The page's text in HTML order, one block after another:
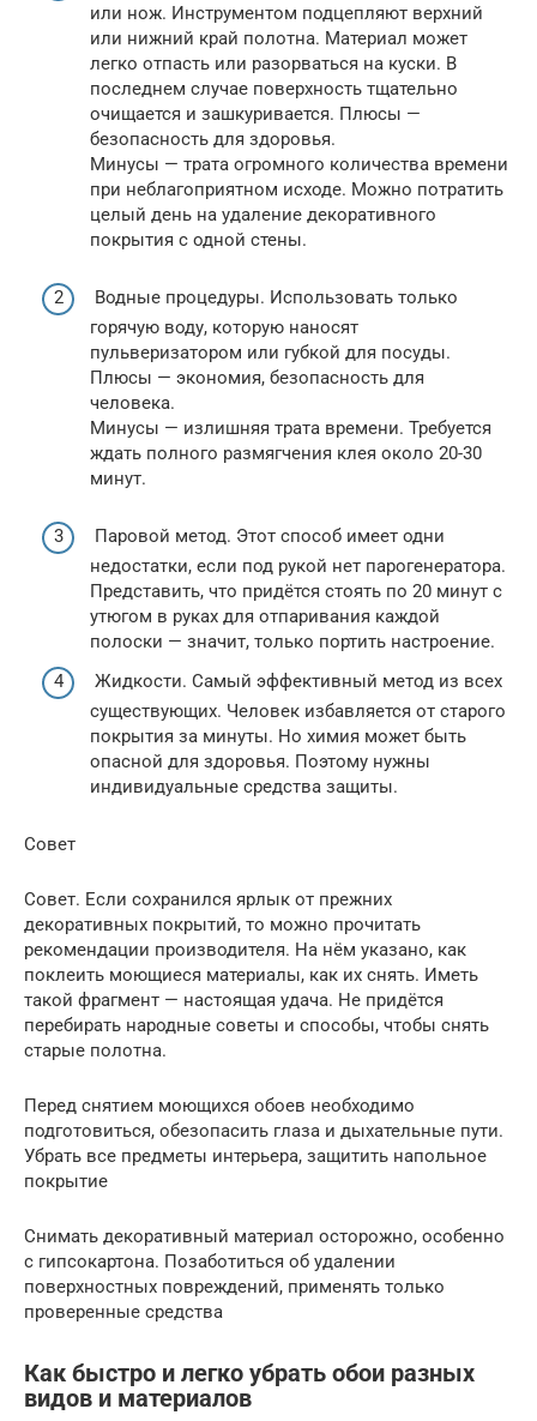
или нож. Инструментом подцепляют верхний
или нижний край полотна. Материал может
легко отпасть или разорваться на куски. В
последнем случае поверхность тщательно
очищается и зашкуривается. Плюсы —
безопасность для здоровья.
Минусы — трата огромного количества времени
при неблагоприятном исходе. Можно потратить
целый день на удаление декоративного
покрытия с одной стены.
Водные процедуры. Использовать только
горячую воду, которую наносят
пульверизатором или губкой для посуды.
Плюсы — экономия, безопасность для
человека.
Минусы — излишняя трата времени. Требуется
ждать полного размягчения клея около 20-30
минут.
Паровой метод. Этот способ имеет одни
недостатки, если под рукой нет парогенератора.
Представить, что придётся стоять по 20 минут с
утюгом в руках для отпаривания каждой
полоски — значит, только портить настроение.
Жидкости. Самый эффективный метод из всех
существующих. Человек избавляется от старого
покрытия за минуты. Но химия может быть
опасной для здоровья. Поэтому нужны
индивидуальные средства защиты.
Совет
Совет. Если сохранился ярлык от прежних
декоративных покрытий, то можно прочитать
рекомендации производителя. На нём указано, как
поклеить моющиеся материалы, как их снять. Иметь
такой фрагмент — настоящая удача. Не придётся
перебирать народные советы и способы, чтобы снять
старые полотна.
Перед снятием моющихся обоев необходимо
подготовиться, обезопасить глаза и дыхательные пути.
Убрать все предметы интерьера, защитить напольное
покрытие
Снимать декоративный материал осторожно, особенно
с гипсокартона. Позаботиться об удалении
поверхностных повреждений, применять только
проверенные средства
Как быстро и легко убрать обои разных
видов и материалов